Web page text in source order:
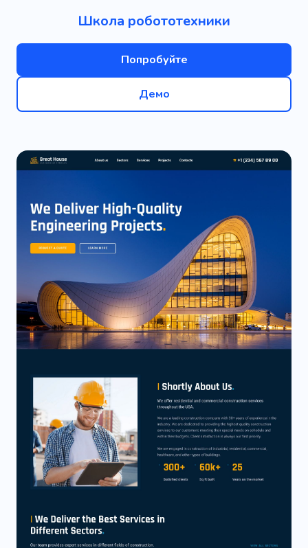
Школа робототехники
Попробуйте
Демо